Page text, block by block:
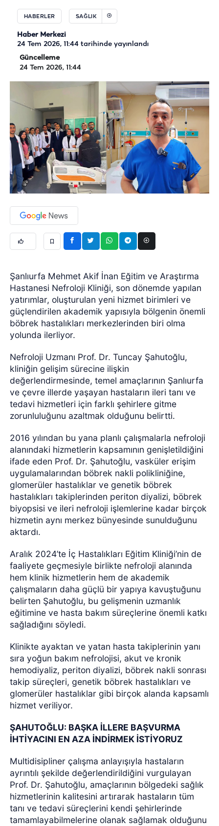
HABERLER SAĞLIK
Haber Merkezi
24 Tem 2026, 11:44 tarihinde yayınlandı
Güncelleme
24 Tem 2026, 11:44
Şanlıurfa Mehmet Akif İnan Eğitim ve Araştırma
Hastanesi Nefroloji Kliniği, son dönemde yapılan
yatırımlar, oluşturulan yeni hizmet birimleri ve
güçlendirilen akademik yapısıyla bölgenin önemli
böbrek hastalıkları merkezlerinden biri olma
yolunda ilerliyor.
Nefroloji Uzmanı Prof. Dr. Tuncay Şahutoğlu,
kliniğin gelişim sürecine ilişkin
değerlendirmesinde, temel amaçlarının Şanlıurfa
ve çevre illerde yaşayan hastaların ileri tanı ve
tedavi hizmetleri için farklı şehirlere gitme
zorunluluğunu azaltmak olduğunu belirtti.
2016 yılından bu yana planlı çalışmalarla nefroloji
alanındaki hizmetlerin kapsamının genişletildiğini
ifade eden Prof. Dr. Şahutoğlu, vasküler erişim
uygulamalarından böbrek nakli polikliniğine,
glomerüler hastalıklar ve genetik böbrek
hastalıkları takiplerinden periton diyalizi, böbrek
biyopsisi ve ileri nefroloji işlemlerine kadar birçok
hizmetin aynı merkez bünyesinde sunulduğunu
aktardı.
Aralık 2024’te İç Hastalıkları Eğitim Kliniği’nin de
faaliyete geçmesiyle birlikte nefroloji alanında
hem klinik hizmetlerin hem de akademik
çalışmaların daha güçlü bir yapıya kavuştuğunu
belirten Şahutoğlu, bu gelişmenin uzmanlık
eğitimine ve hasta bakım süreçlerine önemli katkı
sağladığını söyledi.
Klinikte ayaktan ve yatan hasta takiplerinin yanı
sıra yoğun bakım nefrolojisi, akut ve kronik
hemodiyaliz, periton diyalizi, böbrek nakli sonrası
takip süreçleri, genetik böbrek hastalıkları ve
glomerüler hastalıklar gibi birçok alanda kapsamlı
hizmet veriliyor.
ŞAHUTOĞLU: BAŞKA İLLERE BAŞVURMA
İHTİYACINI EN AZA İNDİRMEK İSTİYORUZ
Multidisipliner çalışma anlayışıyla hastaların
ayrıntılı şekilde değerlendirildiğini vurgulayan
Prof. Dr. Şahutoğlu, amaçlarının bölgedeki sağlık
hizmetlerinin kalitesini artırarak hastaların tüm
tanı ve tedavi süreçlerini kendi şehirlerinde
tamamlayabilmelerine olanak sağlamak olduğunu